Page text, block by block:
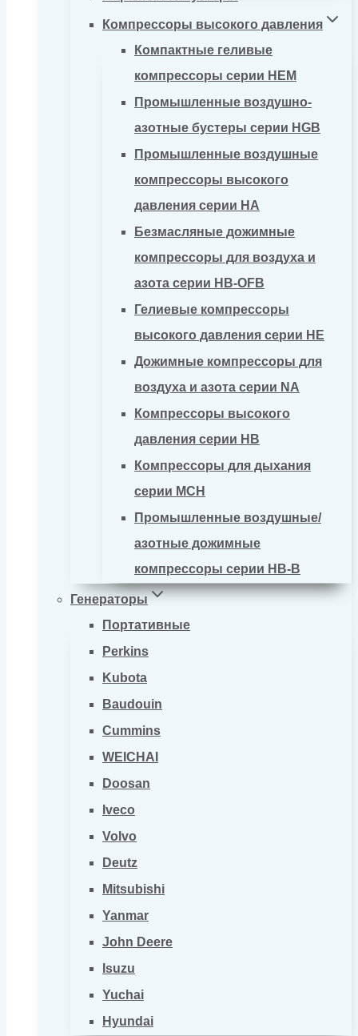
Компрессоры высокого давления
Компактные геливые
компрессоры серии HEM
Промышленные воздушно-
азотные бустеры серии HGB
Промышленные воздушные
компрессоры высокого
давления серии HA
Безмасляные дожимные
компрессоры для воздуха и
азота серии HB-OFB
Гелиевые компрессоры
высокого давления серии HE
Дожимные компрессоры для
воздуха и азота серии NA
Компрессоры высокого
давления серии HB
Компрессоры для дыхания
серии MCH
Промышленные воздушные/
азотные дожимные
компрессоры серии HB-B
Генераторы
Портативные
Perkins
Kubota
Baudouin
Cummins
WEICHAI
Doosan
Iveco
Volvo
Deutz
Mitsubishi
Yanmar
John Deere
Isuzu
Yuchai
Hyundai